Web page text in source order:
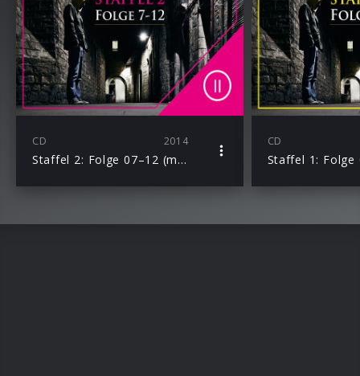
CD 2014
Staffel 2: Folge 07–12 (mp3)
CD